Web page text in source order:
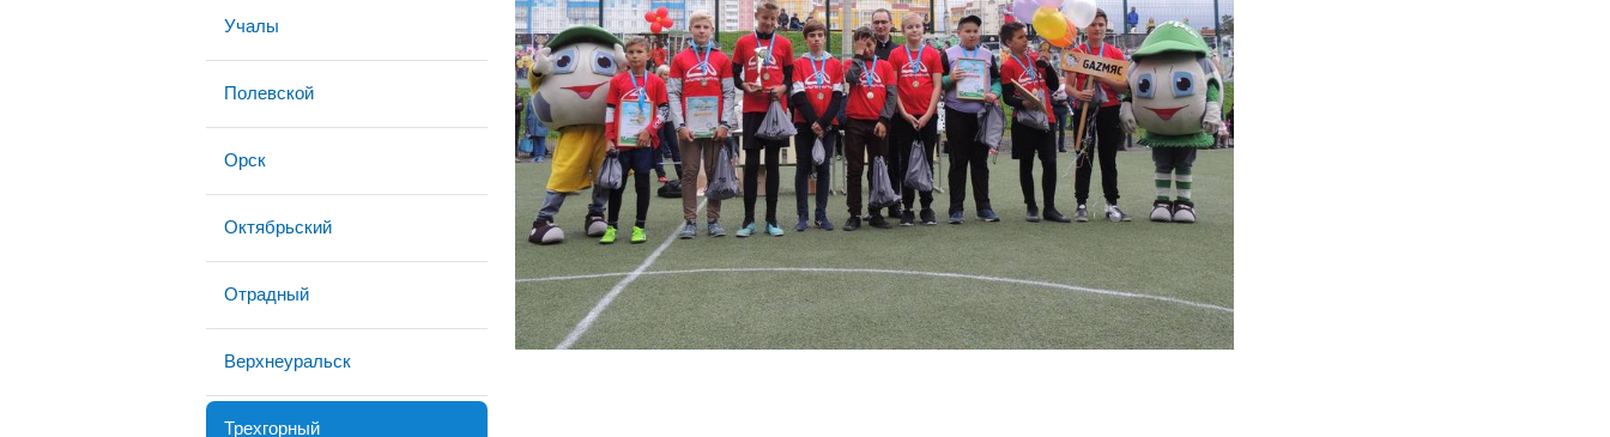
Учалы
Полевской
Орск
Октябрьский
Отрадный
Верхнеуральск
Трехгорный